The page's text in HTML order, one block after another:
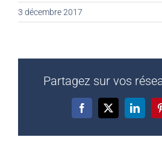
3 décembre 2017
Partagez sur vos
Facebook
X